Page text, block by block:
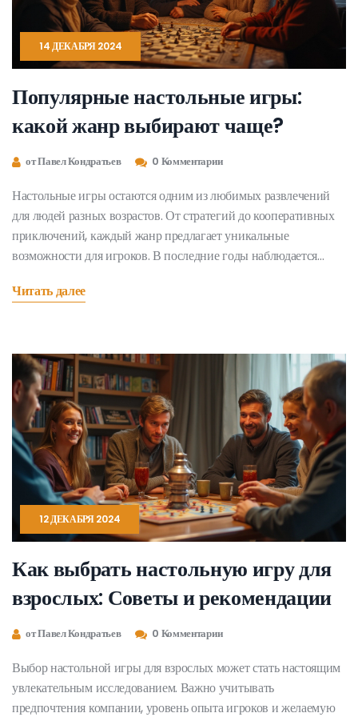
14 ДЕКАБРЯ 2024
Популярные настольные игры:
какой жанр выбирают чаще?
от Павел Кондратьев 0 Комментарии
Настольные игры остаются одним из любимых развлечений
для людей разных возрастов. От стратегий до кооперативных
приключений, каждый жанр предлагает уникальные
возможности для игроков. В последние годы наблюдается
подогревает интерес к изучению того, какие игры находятся на
Секреты популярных игр могут вдохновить вас на поиск
новой любимой игры.
Читать далее
12 ДЕКАБРЯ 2024
Как выбрать настольную игру для
взрослых: Советы и рекомендации
от Павел Кондратьев 0 Комментарии
Выбор настольной игры для взрослых может стать настоящим
увлекательным исследованием. Важно учитывать
предпочтения компании, уровень опыта игроков и желаемую